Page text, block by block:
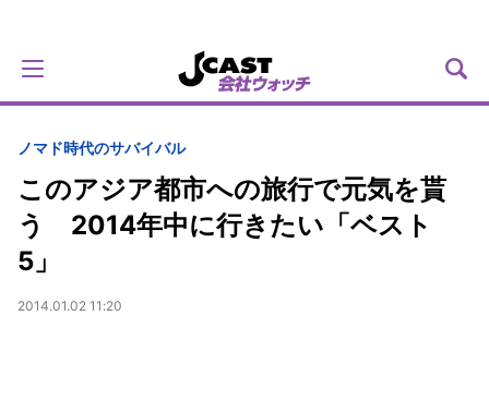
ノマド時代のサバイバル
このアジア都市への旅行で元気を貰
う 2014年中に行きたい「ベスト
5」
2014.01.02 11:20